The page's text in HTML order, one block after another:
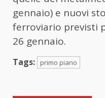
gennaio) e nuovi
ferroviario previsti
26 gennaio.
Tags: primo piano